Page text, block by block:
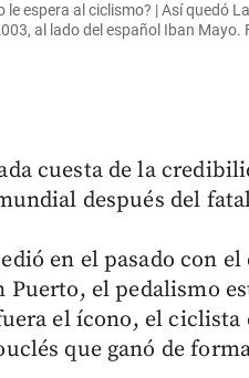
le espera al ciclismo? | Así quedó
al lado del español Iban Mayo.
cuesta de la
después del
en el pasado con
Puerto, el pedalismo
el ícono, el ciclista
que ganó de